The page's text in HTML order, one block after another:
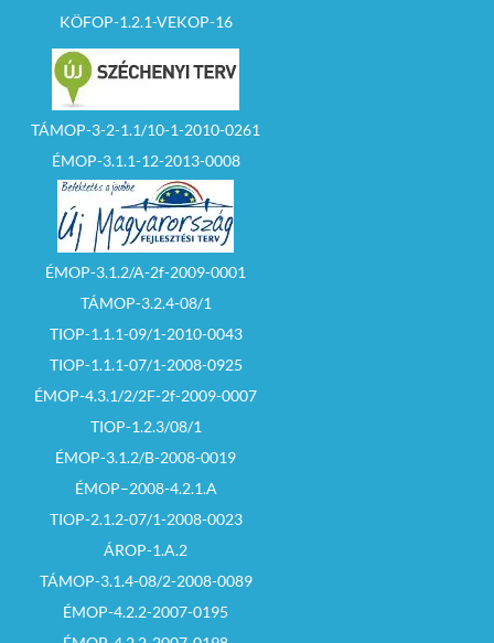
nyilvántartási eljárás
kérhető.
Egyéb Tájékoztatás:
– A licit lebonyolítása
során az ajánlati
összeget legalább az
árverési felhívásban
meghatározott
összeggel lehet
emelni.
– A licitálásban részt
kézfelemeléssel
licitálhatnak.
– Az árverésen az
induló ár nem
csökkenthető.
– Az árverést addig
kell folytatni, amíg az
licitáló tartja csak. Ha
az árverésen
készpénzes
ajánlattevő és
pályázati forrásból
fizetni szándékozó
befizetett biztosíték
összegét a vételárba
be kell számolni.
Az árverésen az
vehet részt aki, az
árverés
megkezdését
megelőzően
bemutatja az
árverés
vezetőjének alábbi
dokumentumokat:
– személyi
igazolványát, egyéni
vállalkozói
igazolványát (egyéni
vállalkozói
igazolvány
szándéknyilatkozatot
jelentkező gazdasági
társaság, akkor 30
napnál nem régebbi
cégkivonatot
cégbejegyzési eljárás
– biztosíték letétbe
helyezésének
igazolását
KÖFOP-1.2.1-VEKOP-16
TÁMOP-3-2-1.1/10-1-2010-0261
ÉMOP-3.1.1-12-2013-0008
ÉMOP-3.1.2/A-2f-2009-0001
TÁMOP-3.2.4-08/1
TIOP-1.1.1-09/1-2010-0043
TIOP-1.1.1-07/1-2008-0925
ÉMOP-4.3.1/2/2F-2f-2009-0007
TIOP-1.2.3/08/1
ÉMOP-3.1.2/B-2008-0019
ÉMOP–2008-4.2.1.A
TIOP-2.1.2-07/1-2008-0023
ÁROP-1.A.2
TÁMOP-3.1.4-08/2-2008-0089
ÉMOP-4.2.2-2007-0195